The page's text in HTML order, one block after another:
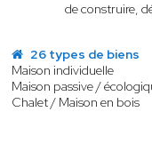
de construire,
26 types de biens
Maison individuelle
Maison passive /
Chalet / Maison en bois